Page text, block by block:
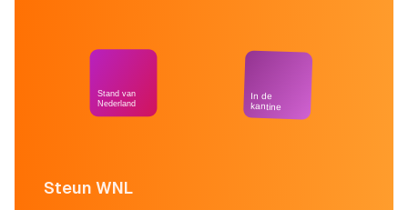
Steun WNL
Stand van
Nederland
In de
kantine